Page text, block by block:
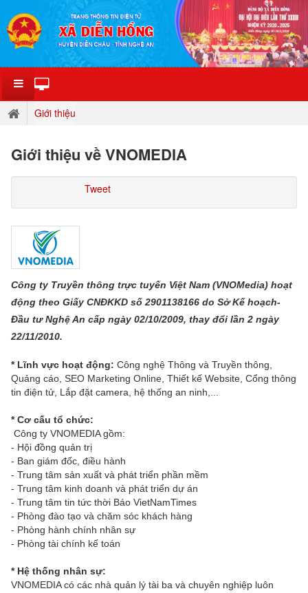
Giới thiệu
Giới thiệu về VNOMEDIA
Tweet
Công ty Truyền thông trực tuyến Việt Nam (VNOMedia) hoạt
động theo Giấy CNĐKKD số 2901138166 do Sở Kế hoạch-
Đầu tư Nghệ An cấp ngày 02/10/2009, thay đổi lần 2 ngày
22/11/2010.
* Lĩnh vực hoạt động: Công nghệ Thông và Truyền thông,
Quảng cáo, SEO Marketing Online, Thiết kế Website, Cổng thông
tin điện tử, Lắp đặt camera, hệ thống an ninh,...
* Cơ cấu tổ chức:
Công ty VNOMEDIA gồm:
- Hội đồng quản trị
- Ban giám đốc, điều hành
- Trung tâm sản xuất và phát triển phần mềm
- Trung tâm kinh doanh và phát triển dự án
- Trung tâm tin tức thời Báo VietNamTimes
- Phòng đào tạo và chăm sóc khách hàng
- Phòng hành chính nhân sự
- Phòng tài chính kế toán
* Hệ thống nhân sự:
VNOMEDIA có các nhà quản lý tài ba và chuyên nghiệp luôn